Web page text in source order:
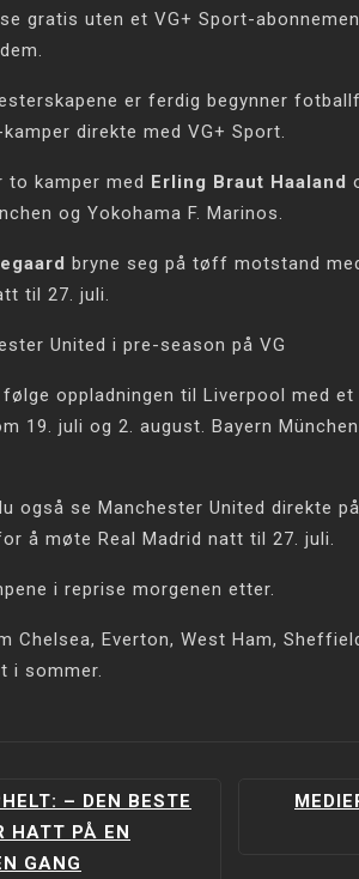
gratis uten et VG+ Sport-
er ferdig begynner
direkte med VG+ Sport.
to kamper med Erling Braut Haaland
og Yokohama F. Marinos.
bryne seg på tøff motstand
til 27. juli.
United i pre-season på VG
oppladningen til Liverpool med et
19. juli og 2. august. Bayern
også se Manchester United direkte
å møte Real Madrid natt til 27. juli.
i reprise morgenen etter.
Chelsea, Everton, West Ham,
i sommer.
– DEN BESTE
HATT PÅ EN
GANG